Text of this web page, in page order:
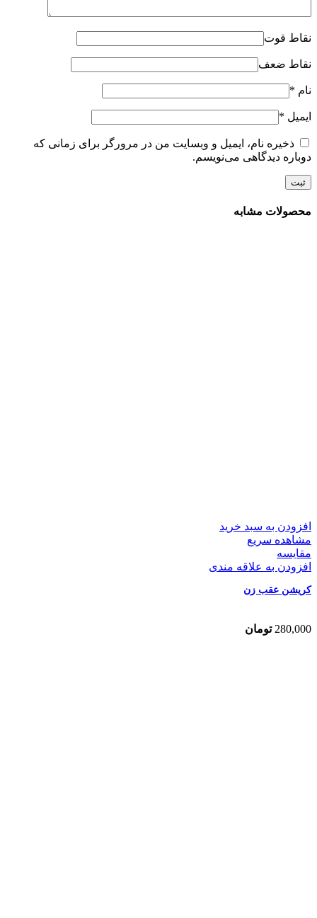
نقاط قوت
نقاط ضعف
نام *
ایمیل *
ذخیره نام، ایمیل و وبسایت من در مرورگر برای زمانی که
دوباره دیدگاهی می‌نویسم.
محصولات مشابه
افزودن به سبد خرید
مشاهده سریع
مقایسه
افزودن به علاقه مندی
کریشن عقب زن
280,000 تومان